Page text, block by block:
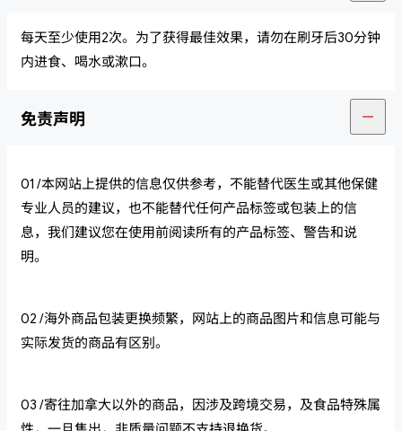
每天至少使用2次。为了获得最佳效果，请勿在刷牙后30分钟
内进食、喝水或漱口。
免责声明
01 /本网站上提供的信息仅供参考，不能替代医生或其他保健
专业人员的建议，也不能替代任何产品标签或包装上的信
息，我们建议您在使用前阅读所有的产品标签、警告和说
明。
02 /海外商品包装更换频繁，网站上的商品图片和信息可能与
实际发货的商品有区别。
03 /寄往加拿大以外的商品，因涉及跨境交易，及食品特殊属